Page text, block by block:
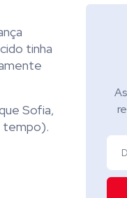
tinha
Sofia,
tempo).